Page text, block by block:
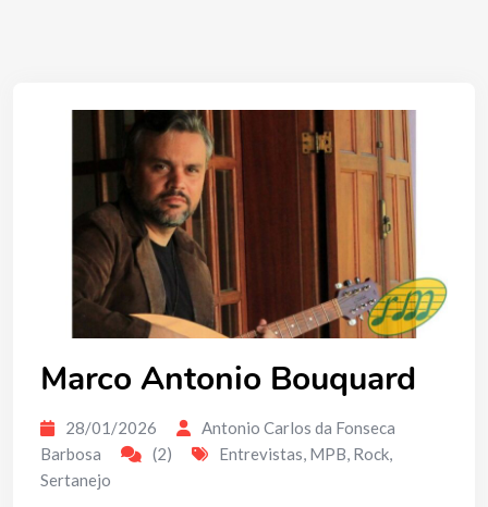
Marco Antonio Bouquard
28/01/2026
Antonio Carlos da Fonseca
Barbosa
(2) Entrevistas, MPB, Rock,
Sertanejo